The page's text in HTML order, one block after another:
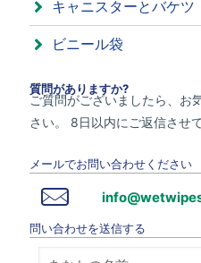
キャニスターとバケツ
ビニール袋
質問がありますか?
ご質問がございましたら、お
さい。 8日以内にご返信させ
メールでお問い合わせください
問い合わせを送信する